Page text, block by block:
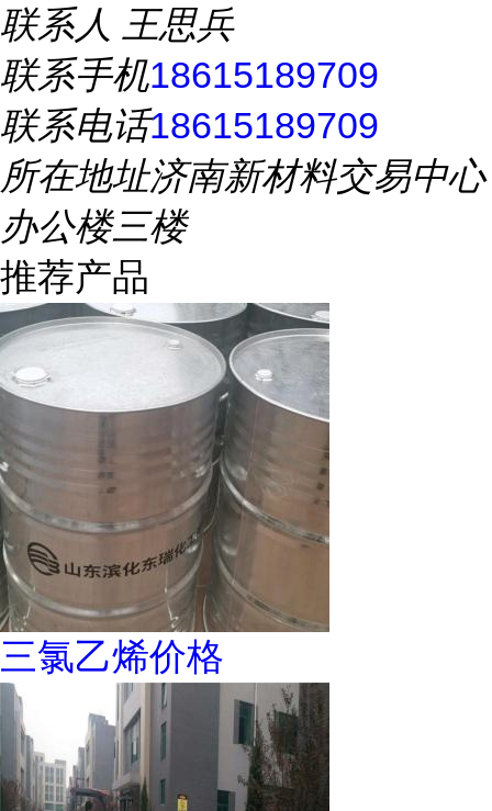
联系人 王思兵
联系手机18615189709
联系电话18615189709
所在地址济南新材料交易中心
办公楼三楼
推荐产品
三氯乙烯价格